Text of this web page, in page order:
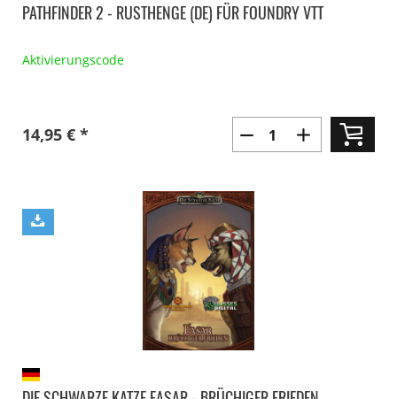
PATHFINDER 2 - RUSTHENGE (DE) FÜR FOUNDRY VTT
Aktivierungscode
14,95 € *